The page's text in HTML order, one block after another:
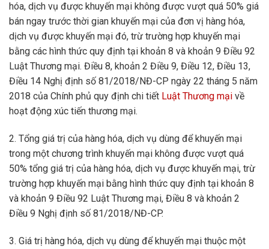
hóa, dịch vụ được khuyến mại không được vượt quá 50% giá
bán ngay trước thời gian khuyến mại của đơn vị hàng hóa,
dịch vụ được khuyến mại đó, trừ trường hợp khuyến mại
bằng các hình thức quy định tại khoản 8 và khoản 9 Điều 92
Luật Thương mại. Điều 8, khoản 2 Điều 9, Điều 12, Điều 13,
Điều 14 Nghị định số 81/2018/NĐ-CP ngày 22 tháng 5 năm
2018 của Chính phủ quy định chi tiết Luật Thương mại về
hoạt động xúc tiến thương mại.
2. Tổng giá trị của hàng hóa, dịch vụ dùng để khuyến mại
trong một chương trình khuyến mại không được vượt quá
50% tổng giá trị của hàng hóa, dịch vụ được khuyến mại, trừ
trường hợp khuyến mại bằng hình thức quy định tại khoản 8
và khoản 9 Điều 92 Luật Thương mại, Điều 8 và khoản 2
Điều 9 Nghị định số 81/2018/NĐ-CP.
3. Giá trị hàng hóa, dịch vụ dùng để khuyến mại thuộc một